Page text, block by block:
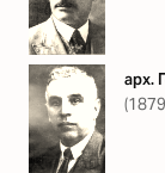
арх.